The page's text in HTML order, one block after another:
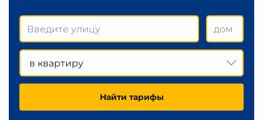
в квартиру
Найти тарифы